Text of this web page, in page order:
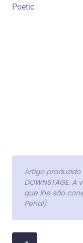
Poetic
Artigo
DOWNSTAGE.
que lhe são
Penal).